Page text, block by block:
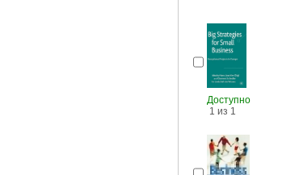
Доступно
1 из 1